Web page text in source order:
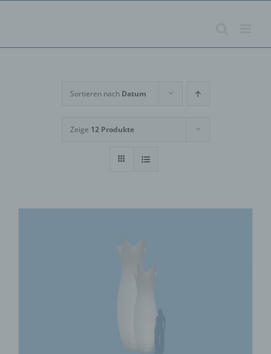
Sortieren nach Datum
Zeige 12 Produkte